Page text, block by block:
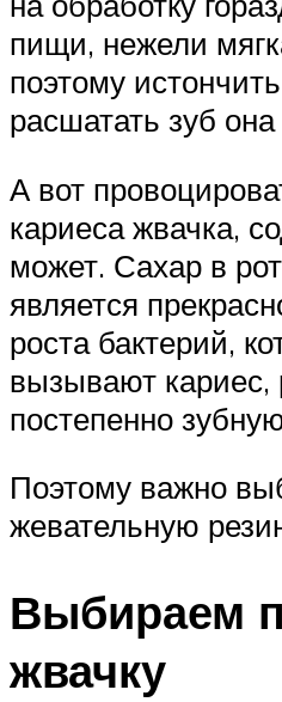
пищи, нежели
поэтому
расшатать зуб
А вот
кариеса жвачка,
может. Сахар в
является
роста бактерий,
вызывают кариес,
постепенно
Поэтому важно
жевательную
Выбираем
жвачку